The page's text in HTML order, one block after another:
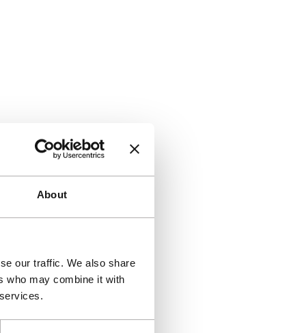
About
our traffic. We also share
who may combine it with